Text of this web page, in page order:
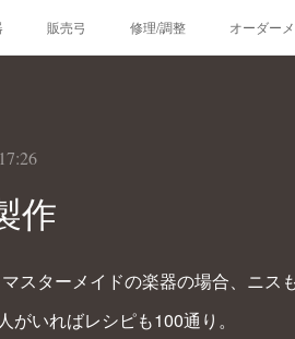
販売弓 修理/調整 オーダー
作
スターメイドの楽器の場合、ニス
がいればレシピも100通り。